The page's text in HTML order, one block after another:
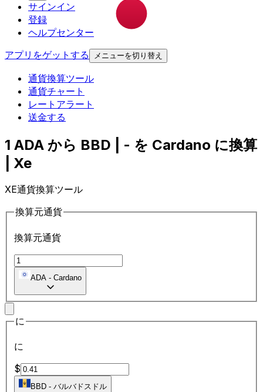
サインイン
登録
ヘルプセンター
アプリをゲットする
メニューを切り替え
通貨換算ツール
通貨チャート
レートアラート
送金する
1 ADA から BBD | - を Cardano に換算
| Xe
XE通貨換算ツール
換算元通貨
換算元通貨
ADA - Cardano
に
に
$
BBD - バルバドスドル